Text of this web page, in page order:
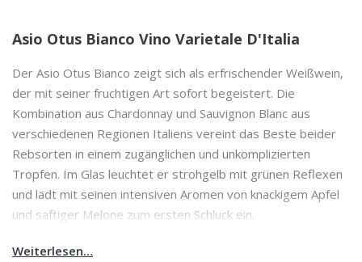
Asio Otus Bianco Vino Varietale D'Italia
Der Asio Otus Bianco zeigt sich als erfrischender Weißwein,
der mit seiner fruchtigen Art sofort begeistert. Die
Kombination aus Chardonnay und Sauvignon Blanc aus
verschiedenen Regionen Italiens vereint das Beste beider
Rebsorten in einem zugänglichen und unkomplizierten
Tropfen. Im Glas leuchtet er strohgelb mit grünen Reflexen
und lädt mit seinen intensiven Aromen von knackigem Apfel
und saftiger Melone zum ersten Schluck ein.
Weiterlesen…